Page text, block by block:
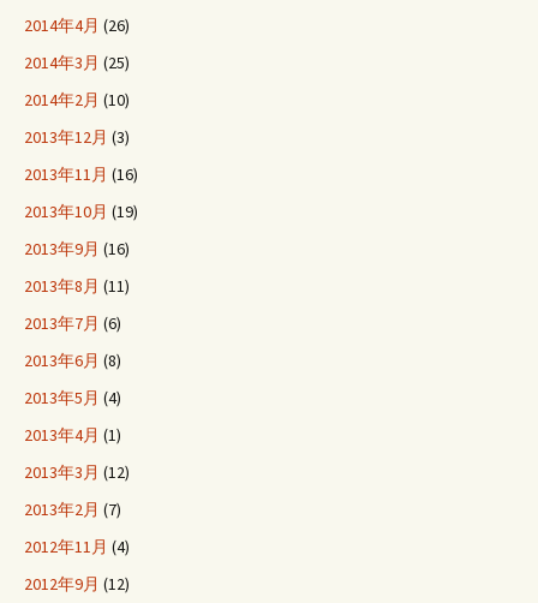
2014年4月 (26)
2014年3月 (25)
2014年2月 (10)
2013年12月 (3)
2013年11月 (16)
2013年10月 (19)
2013年9月 (16)
2013年8月 (11)
2013年7月 (6)
2013年6月 (8)
2013年5月 (4)
2013年4月 (1)
2013年3月 (12)
2013年2月 (7)
2012年11月 (4)
2012年9月 (12)